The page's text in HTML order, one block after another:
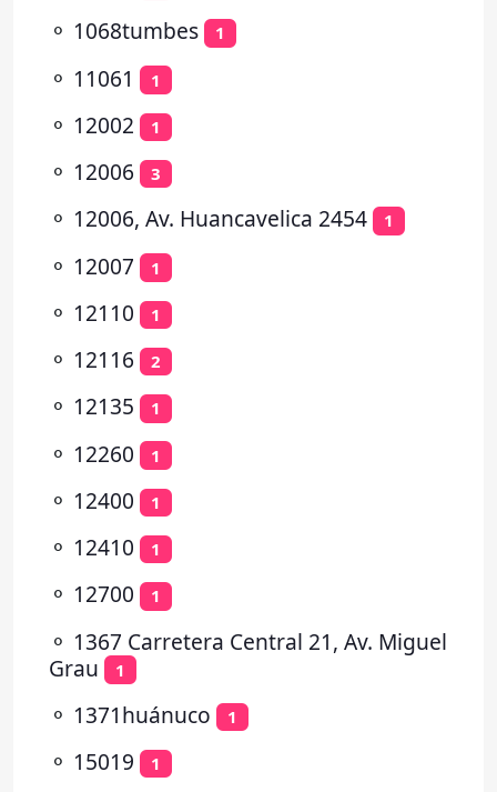
⚬ 1068tumbes 1
⚬ 11061 1
⚬ 12002 1
⚬ 12006 3
⚬ 12006, Av. Huancavelica 2454 1
⚬ 12007 1
⚬ 12110 1
⚬ 12116 2
⚬ 12135 1
⚬ 12260 1
⚬ 12400 1
⚬ 12410 1
⚬ 12700 1
⚬ 1367 Carretera Central 21, Av. Miguel
Grau
1
⚬ 1371huánuco 1
⚬ 15019 1